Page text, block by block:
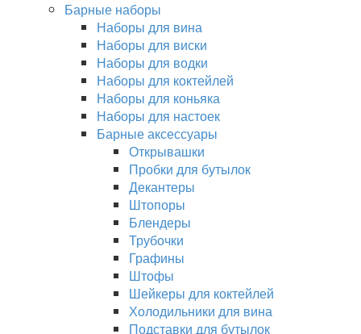
Барные наборы
Наборы для вина
Наборы для виски
Наборы для водки
Наборы для коктейлей
Наборы для коньяка
Наборы для настоек
Барные аксессуары
Открывашки
Пробки для бутылок
Декантеры
Штопоры
Блендеры
Трубочки
Графины
Штофы
Шейкеры для коктейлей
Холодильники для вина
Подставки для бутылок